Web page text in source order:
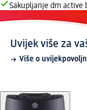
Sakupljanje dm active
Uvijek više za
Više o